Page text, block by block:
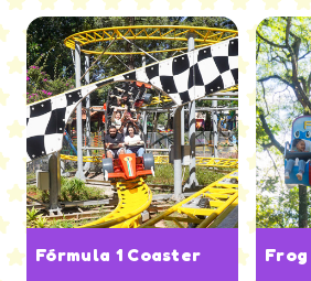
Fórmula 1 Coaster